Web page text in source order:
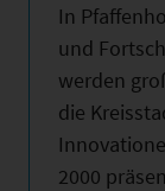
In
und
werden
die
2000